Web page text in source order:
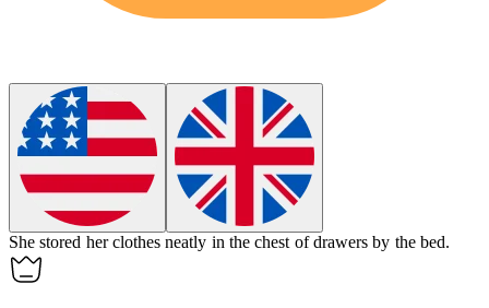
She stored her clothes neatly in the chest of drawers by the bed.